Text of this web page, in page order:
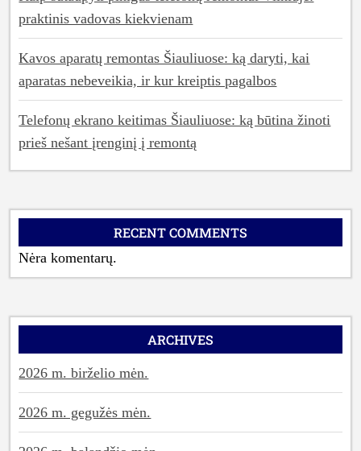
praktinis vadovas kiekvienam
Kavos aparatų remontas Šiauliuose: ką daryti, kai
aparatas nebeveikia, ir kur kreiptis pagalbos
Telefonų ekrano keitimas Šiauliuose: ką būtina žinoti
prieš nešant įrenginį į remontą
RECENT COMMENTS
Nėra komentarų.
ARCHIVES
2026 m. birželio mėn.
2026 m. gegužės mėn.